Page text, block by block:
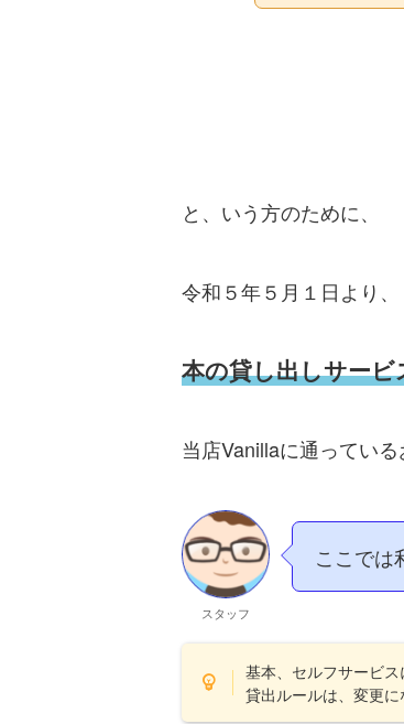
と、いう方のために、
令和５年５月１日より、
本の貸し出しサー
当店Vanillaに通ってい
スタッフ
ここでは
基本、セルフサービス
貸出ルールは、変更に